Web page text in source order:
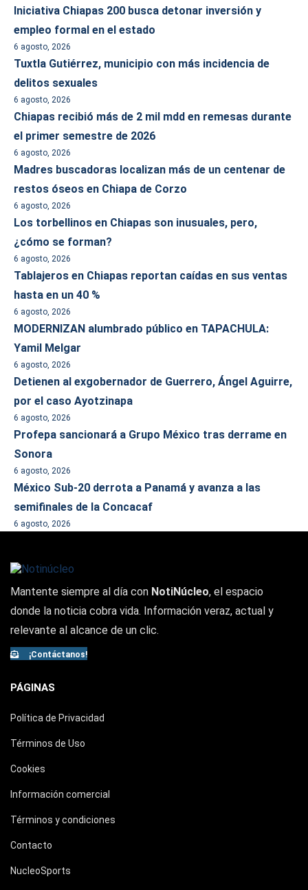
Iniciativa Chiapas 200 busca detonar inversión y
empleo formal en el estado
6 agosto, 2026
Tuxtla Gutiérrez, municipio con más incidencia de
delitos sexuales
6 agosto, 2026
Chiapas recibió más de 2 mil mdd en remesas durante
el primer semestre de 2026
6 agosto, 2026
Madres buscadoras localizan más de un centenar de
restos óseos en Chiapa de Corzo
6 agosto, 2026
Los torbellinos en Chiapas son inusuales, pero,
¿cómo se forman?
6 agosto, 2026
Tablajeros en Chiapas reportan caídas en sus ventas
hasta en un 40 %
6 agosto, 2026
MODERNIZAN alumbrado público en TAPACHULA:
Yamil Melgar
6 agosto, 2026
Detienen al exgobernador de Guerrero, Ángel Aguirre,
por el caso Ayotzinapa
6 agosto, 2026
Profepa sancionará a Grupo México tras derrame en
Sonora
6 agosto, 2026
México Sub-20 derrota a Panamá y avanza a las
semifinales de la Concacaf
6 agosto, 2026
Mantente siempre al día con NotiNúcleo, el espacio
donde la noticia cobra vida. Información veraz, actual y
relevante al alcance de un clic.
¡Contáctanos!
PÁGINAS
Política de Privacidad
Términos de Uso
Cookies
Información comercial
Términos y condiciones
Contacto
NucleoSports